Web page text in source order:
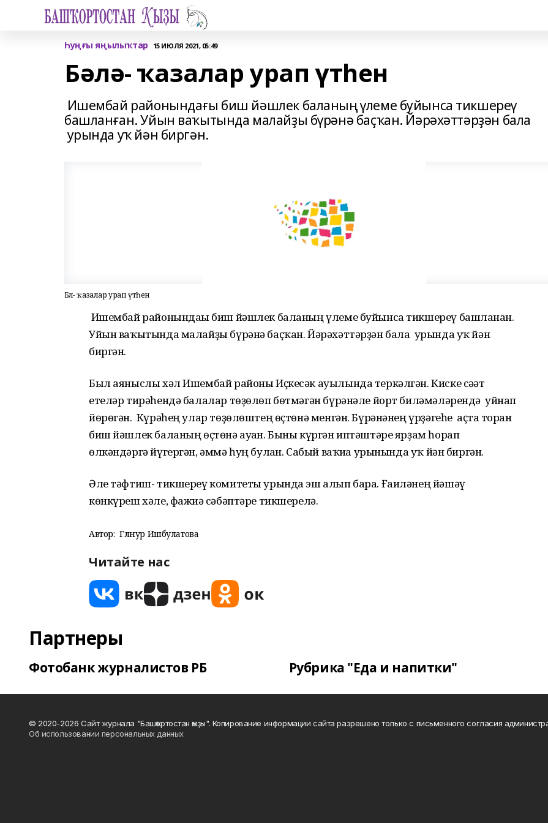
Һуңғы яңылыҡтар 15 ИЮЛЯ 2021, 05:49
Бәлә- ҡазалар урап үтһен
Ишембай районындағы биш йәшлек баланың үлеме буйынса тикшереү
башланған. Уйын ваҡытында малайҙы бүрәнә баҫҡан. Йәрәхәттәрҙән бала
урында уҡ йән биргән.
Бәлә- ҡазалар урап үтһен
Ишембай районындағы биш йәшлек баланың үлеме буйынса тикшереү башланған.
Уйын ваҡытында малайҙы бүрәнә баҫҡан. Йәрәхәттәрҙән бала урында уҡ йән
биргән.
Был аяныслы хәл Ишембай районы Иҫкесәк ауылында теркәлгән. Киске сәғәт
етеләр тирәһендә балалар төҙөлөп бөтмәгән бүрәнәле йорт биләмәләрендә уйнап
йөрөгән. Күрәһең улар төҙөлөштең өҫтөнә менгән. Бүрәнәнең үрҙәгеһе аҫта торған
биш йәшлек баланың өҫтөнә ауған. Быны күргән иптәштәре ярҙам һорап
өлкәндәргә йүгергән, әммә һуң булған. Сабый ваҡиға урынында уҡ йән биргән.
Әле тәфтиш- тикшереү комитеты урында эш алып бара. Ғаиләнең йәшәү
көнкүреш хәле, фажиғә сәбәптәре тикшерелә.
Автор: Гөлнур Ишбулатова
Читайте нас
Партнеры
Фотобанк журналистов РБ Рубрика "Еда и напитки"
© 2020-2026 Сайт журнала "Башҡортостан ҡыҙы". Копирование информации сайта разрешено только с письменного согласия
Об использовании персональных данных